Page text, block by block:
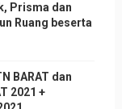
Prisma dan
Ruang beserta
BARAT dan
2021 +